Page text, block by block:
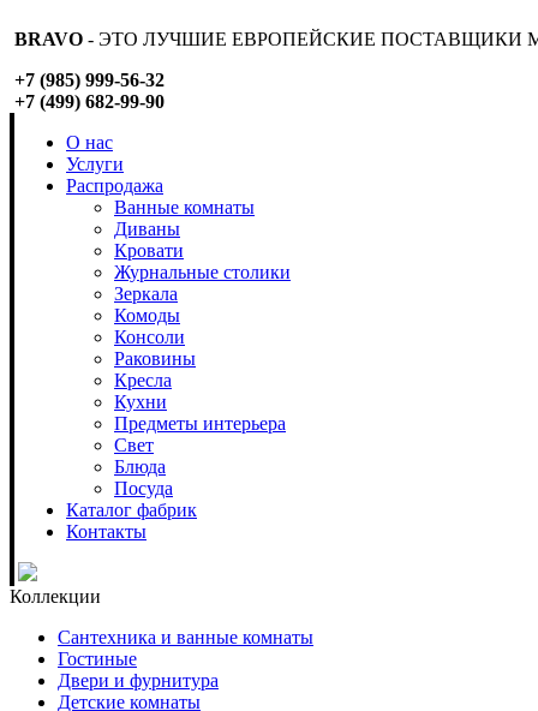
BRAVO - ЭТО ЛУЧШИЕ ЕВРОПЕЙСКИЕ ПОСТАВЩИКИ
+7 (985) 999-56-32
+7 (499) 682-99-90
О нас
Услуги
Распродажа
Ванные комнаты
Диваны
Кровати
Журнальные столики
Зеркала
Комоды
Консоли
Раковины
Кресла
Кухни
Предметы интерьера
Свет
Блюда
Посуда
Каталог фабрик
Контакты
Коллекции
Сантехника и ванные комнаты
Гостиные
Двери и фурнитура
Детские комнаты